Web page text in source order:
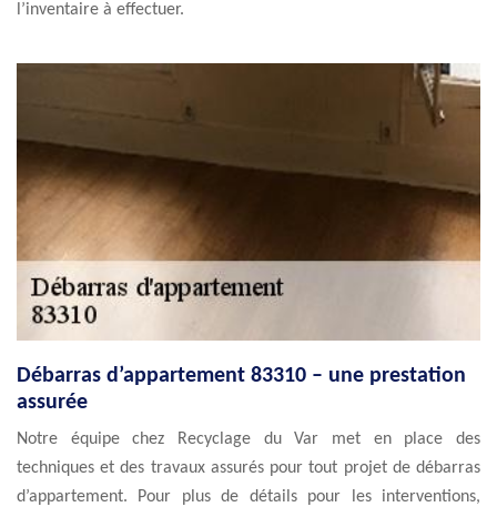
l’inventaire à effectuer.
Débarras d’appartement 83310 – une prestation
assurée
Notre équipe chez Recyclage du Var met en place des
techniques et des travaux assurés pour tout projet de débarras
d’appartement. Pour plus de détails pour les interventions,